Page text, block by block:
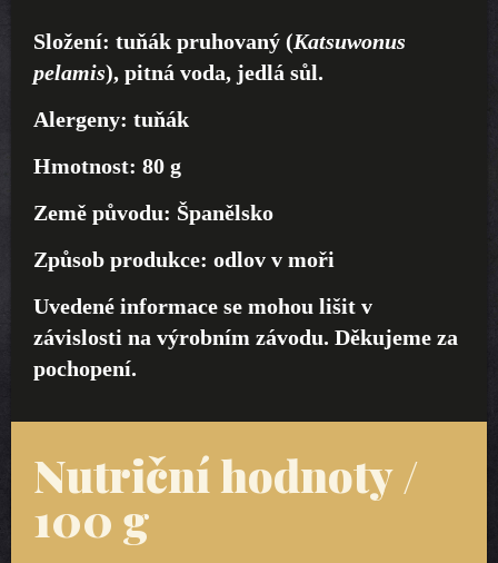
Složení: tuňák pruhovaný (Katsuwonus
pelamis), pitná voda, jedlá sůl.
Alergeny: tuňák
Hmotnost: 80 g
Země původu: Španělsko
Způsob produkce: odlov v moři
Uvedené informace se mohou lišit v
závislosti na výrobním závodu. Děkujeme za
pochopení.
Nutriční hodnoty /
100 g